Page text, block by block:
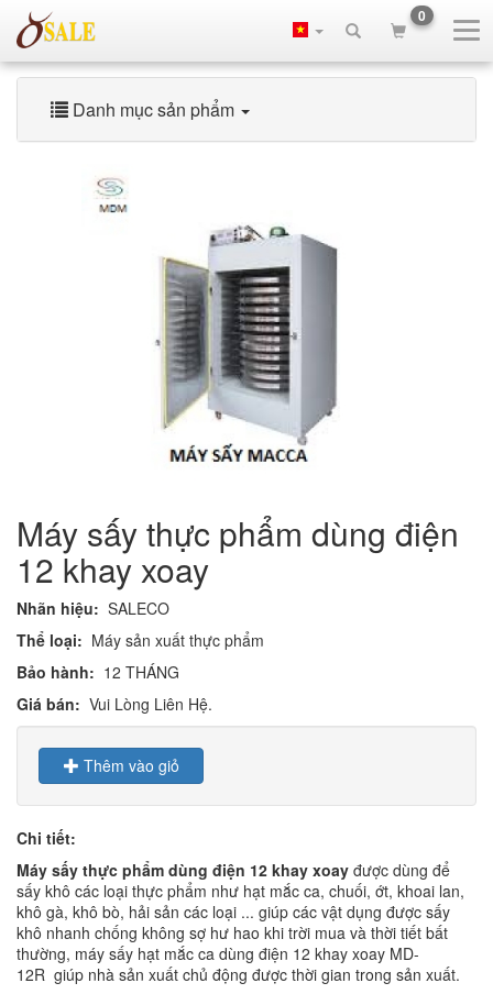
0
Danh mục sản phẩm
Máy sấy thực phẩm dùng điện
12 khay xoay
Nhãn hiệu: SALECO
Thể loại: Máy sản xuất thực phẩm
Bảo hành: 12 THÁNG
Giá bán: Vui Lòng Liên Hệ.
Thêm vào giỏ
Chi tiết:
Máy sấy thực phẩm dùng điện 12 khay xoay được dùng để
sấy khô các loại thực phẩm như hạt mắc ca, chuối, ớt, khoai lan,
khô gà, khô bò, hải sản các loại ... giúp các vật dụng được sấy
khô nhanh chống không sợ hư hao khi trời mua và thời tiết bất
thường, máy sấy hạt mắc ca dùng điện 12 khay xoay MD-
12R giúp nhà sản xuất chủ động được thời gian trong sản xuất.